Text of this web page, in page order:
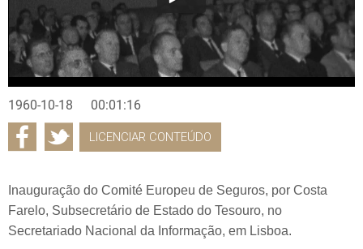
1960-10-18 00:01:16
LICENCIAR CONTEÚDO
Inauguração do Comité Europeu de Seguros, por Costa
Farelo, Subsecretário de Estado do Tesouro, no
Secretariado Nacional da Informação, em Lisboa.